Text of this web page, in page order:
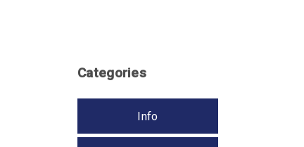
Categories
Info